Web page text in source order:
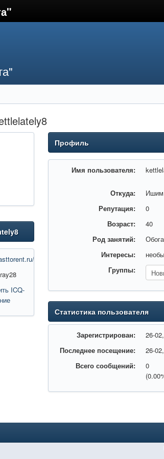
ICQ-
Профиль
Имя пользователя:
Откуда:
Ишим
Репутация:
0
Возраст:
40
Род занятий:
Интересы:
Группы:
Статистика пользователя
Зарегистрирован:
26-
Последнее посещение:
26-
Всего сообщений:
0